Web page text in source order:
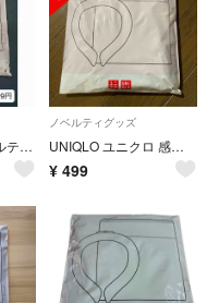
【ユニクロ】ノベルティ 限定 夏用 クールリング
ノベルティグッズ
UNIQLO ユニクロ 感謝祭 ノベルティ ネッククールリング・保冷ポーチセット
¥ 499